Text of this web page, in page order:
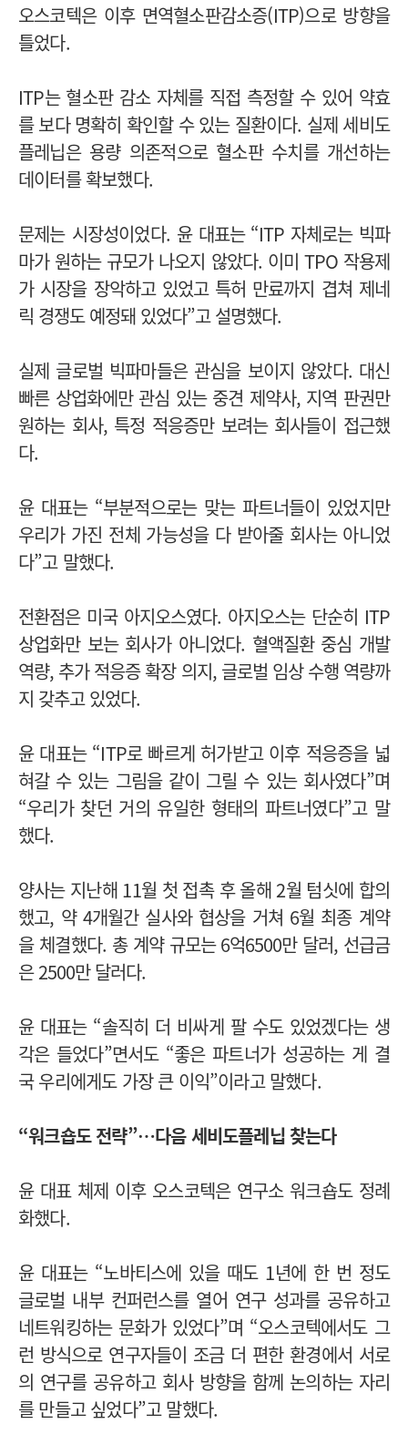
오스코텍은 이후 면역혈소판감소증(ITP)으로 방향을
틀었다.
ITP는 혈소판 감소 자체를 직접 측정할 수 있어 약효
를 보다 명확히 확인할 수 있는 질환이다. 실제 세비도
플레닙은 용량 의존적으로 혈소판 수치를 개선하는
데이터를 확보했다.
문제는 시장성이었다. 윤 대표는 “ITP 자체로는 빅파
마가 원하는 규모가 나오지 않았다. 이미 TPO 작용제
가 시장을 장악하고 있었고 특허 만료까지 겹쳐 제네
릭 경쟁도 예정돼 있었다”고 설명했다.
실제 글로벌 빅파마들은 관심을 보이지 않았다. 대신
빠른 상업화에만 관심 있는 중견 제약사, 지역 판권만
원하는 회사, 특정 적응증만 보려는 회사들이 접근했
다.
윤 대표는 “부분적으로는 맞는 파트너들이 있었지만
우리가 가진 전체 가능성을 다 받아줄 회사는 아니었
다”고 말했다.
전환점은 미국 아지오스였다. 아지오스는 단순히 ITP
상업화만 보는 회사가 아니었다. 혈액질환 중심 개발
역량, 추가 적응증 확장 의지, 글로벌 임상 수행 역량까
지 갖추고 있었다.
윤 대표는 “ITP로 빠르게 허가받고 이후 적응증을 넓
혀갈 수 있는 그림을 같이 그릴 수 있는 회사였다”며
“우리가 찾던 거의 유일한 형태의 파트너였다”고 말
했다.
양사는 지난해 11월 첫 접촉 후 올해 2월 텀싯에 합의
했고, 약 4개월간 실사와 협상을 거쳐 6월 최종 계약
을 체결했다. 총 계약 규모는 6억6500만 달러, 선급금
은 2500만 달러다.
윤 대표는 “솔직히 더 비싸게 팔 수도 있었겠다는 생
각은 들었다”면서도 “좋은 파트너가 성공하는 게 결
국 우리에게도 가장 큰 이익”이라고 말했다.
“워크숍도 전략”…다음 세비도플레닙 찾는다
윤 대표 체제 이후 오스코텍은 연구소 워크숍도 정례
화했다.
윤 대표는 “노바티스에 있을 때도 1년에 한 번 정도
글로벌 내부 컨퍼런스를 열어 연구 성과를 공유하고
네트워킹하는 문화가 있었다”며 “오스코텍에서도 그
런 방식으로 연구자들이 조금 더 편한 환경에서 서로
의 연구를 공유하고 회사 방향을 함께 논의하는 자리
를 만들고 싶었다”고 말했다.